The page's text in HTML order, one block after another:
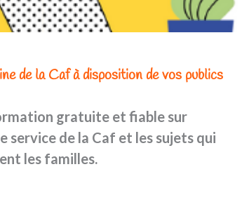
de la Caf à disposition de vos publics
gratuite et fiable sur
service de la Caf et les sujets qui
les familles.